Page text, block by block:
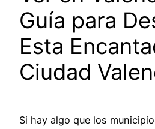
Guía para
Esta
Ciudad
Si hay algo que los